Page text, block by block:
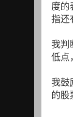
度的
指还
我判
低点
我鼓
的股